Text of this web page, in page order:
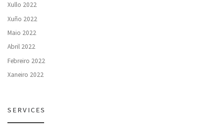
Xullo 2022
Xuño 2022
Maio 2022
Abril 2022
Febreiro 2022
Xaneiro 2022
SERVICES